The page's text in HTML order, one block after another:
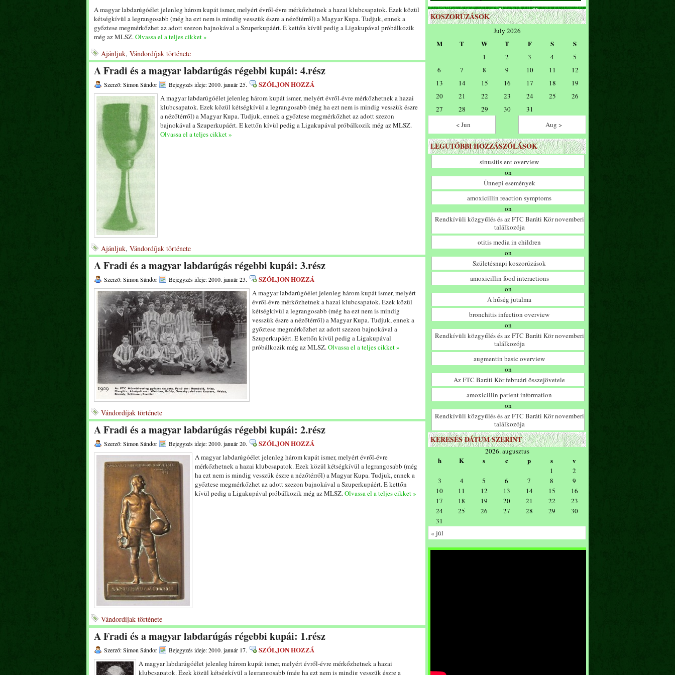
A magyar labdarúgóélet jelenleg három kupát ismer, melyért évről-évre mérkőzhetnek a hazai klubcsapatok. Ezek közül
kétségkívül a legrangosabb (még ha ezt nem is mindig vesszük észre a nézőtérről) a Magyar Kupa. Tudjuk, ennek a
győztese megmérkőzhet az adott szezon bajnokával a Szuperkupáért. E kettőn kívül pedig a Ligakupával próbálkozik
még az MLSZ.Olvassa el a teljes cikket »
Ajánljuk, Vándordíjak története
A Fradi és a magyar labdarúgás régebbi kupái: 4.rész
Szerző: Simon Sándor Bejegyzés ideje: 2010. január 25. SZÓLJON HOZZÁ
A magyar labdarúgóélet jelenleg három kupát ismer, melyért évről-évre mérkőzhetnek a hazai
klubcsapatok. Ezek közül kétségkívül a legrangosabb (még ha ezt nem is mindig vesszük észre
a nézőtérről) a Magyar Kupa. Tudjuk, ennek a győztese megmérkőzhet az adott szezon
bajnokával a Szuperkupáért. E kettőn kívül pedig a Ligakupával próbálkozik még az MLSZ.
Olvassa el a teljes cikket »
Ajánljuk, Vándordíjak története
A Fradi és a magyar labdarúgás régebbi kupái: 3.rész
Szerző: Simon Sándor Bejegyzés ideje: 2010. január 23. SZÓLJON HOZZÁ
A magyar labdarúgóélet jelenleg három kupát ismer, melyért
évről-évre mérkőzhetnek a hazai klubcsapatok. Ezek közül
kétségkívül a legrangosabb (még ha ezt nem is mindig
vesszük észre a nézőtérről) a Magyar Kupa. Tudjuk, ennek a
győztese megmérkőzhet az adott szezon bajnokával a
Szuperkupáért. E kettőn kívül pedig a Ligakupával
próbálkozik még az MLSZ.Olvassa el a teljes cikket »
Vándordíjak története
A Fradi és a magyar labdarúgás régebbi kupái: 2.rész
Szerző: Simon Sándor Bejegyzés ideje: 2010. január 20. SZÓLJON HOZZÁ
A magyar labdarúgóélet jelenleg három kupát ismer, melyért évről-évre
mérkőzhetnek a hazai klubcsapatok. Ezek közül kétségkívül a legrangosabb (még
ha ezt nem is mindig vesszük észre a nézőtérről) a Magyar Kupa. Tudjuk, ennek a
győztese megmérkőzhet az adott szezon bajnokával a Szuperkupáért. E kettőn
kívül pedig a Ligakupával próbálkozik még az MLSZ.Olvassa el a teljes cikket »
Vándordíjak története
A Fradi és a magyar labdarúgás régebbi kupái: 1.rész
Szerző: Simon Sándor Bejegyzés ideje: 2010. január 17. SZÓLJON HOZZÁ
A magyar labdarúgóélet jelenleg három kupát ismer, melyért évről-évre mérkőzhetnek a hazai
klubcsapatok. Ezek közül kétségkívül a legrangosabb (még ha ezt nem is mindig vesszük észre a
KOSZORÚZÁSOK
July 2026
M T W T F S S
1 2 3 4
5
6
7 8 9 10 11
12
13
14 15 16 17 18
19
20
21 22 23 24 25
26
27
28 29 30
31
< Jun
Aug >
LEGUTÓBBI HOZZÁSZÓLÁSOK
sinusitis ent overview
on
Ünnepi események
amoxicillin reaction symptoms
on
Rendkívüli közgyűlés és az FTC Baráti Kör novemberi
találkozója
otitis media in children
on
Születésnapi koszorúzások
amoxicillin food interactions
on
A hűség jutalma
bronchitis infection overview
on
Rendkívüli közgyűlés és az FTC Baráti Kör novemberi
találkozója
augmentin basic overview
on
Az FTC Baráti Kör februári összejövetele
amoxicillin patient information
on
Rendkívüli közgyűlés és az FTC Baráti Kör novemberi
találkozója
KERESÉS DÁTUM SZERINT
2026. augusztus
h K s c p s v
1
2
3
4 5 6 7 8
9
10
11 12 13 14 15
16
17
18 19 20 21 22
23
24
25 26 27 28 29
30
31
« júl